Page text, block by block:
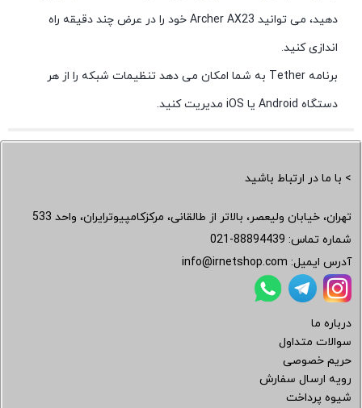
دهید، می توانید Archer AX23 خود را در عرض چند دقیقه راه
اندازی کنید.
برنامه Tether به شما امکان می دهد تنظیمات شبکه را از هر
دستگاه Android یا iOS مدیریت کنید.
> با ما در ارتباط باشید
تهران، خیابان ولیعصر، بالاتر از طالقانی، مرکزکامپیوترایران، واحد 533
شماره تماس: 021-88894439
آدرس ایمیل: info@irnetshop.com
درباره ما
سوالات متداول
حریم خصوصی
رویه ارسال سفارش
شیوه پرداخت